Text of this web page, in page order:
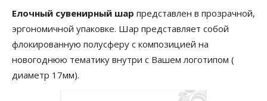
Елочный сувенирный шар представлен в прозрачной,
эргономичной упаковке. Шар представляет собой
флокированную полусферу с композицией на
новогоднюю тематику внутри с Вашем логотипом (
диаметр 17мм).